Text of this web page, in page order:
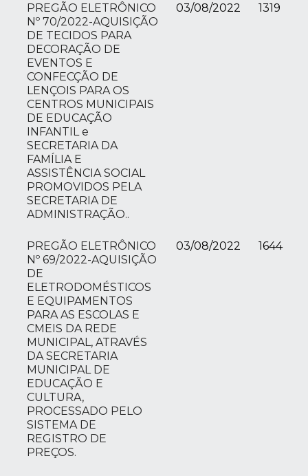
PREGÃO ELETRÔNICO
Nº 70/2022-AQUISIÇÃO
DE TECIDOS PARA
DECORAÇÃO DE
EVENTOS E
CONFECÇÃO DE
LENÇOIS PARA OS
CENTROS MUNICIPAIS
DE EDUCAÇÃO
INFANTIL e
SECRETARIA DA
FAMÍLIA E
ASSISTÊNCIA SOCIAL
PROMOVIDOS PELA
SECRETARIA DE
ADMINISTRAÇÃO..
03/08/2022 1319
PREGÃO ELETRÔNICO
Nº 69/2022-AQUISIÇÃO
DE
ELETRODOMÉSTICOS
E EQUIPAMENTOS
PARA AS ESCOLAS E
CMEIS DA REDE
MUNICIPAL, ATRAVÉS
DA SECRETARIA
MUNICIPAL DE
EDUCAÇÃO E
CULTURA,
PROCESSADO PELO
SISTEMA DE
REGISTRO DE
PREÇOS.
03/08/2022 1644